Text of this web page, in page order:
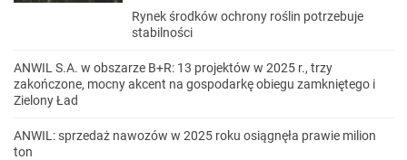
Rynek środków ochrony roślin potrzebuje
stabilności
ANWIL S.A. w obszarze B+R: 13 projektów w 2025 r., trzy
zakończone, mocny akcent na gospodarkę obiegu zamkniętego i
Zielony Ład
ANWIL: sprzedaż nawozów w 2025 roku osiągnęła prawie milion
ton